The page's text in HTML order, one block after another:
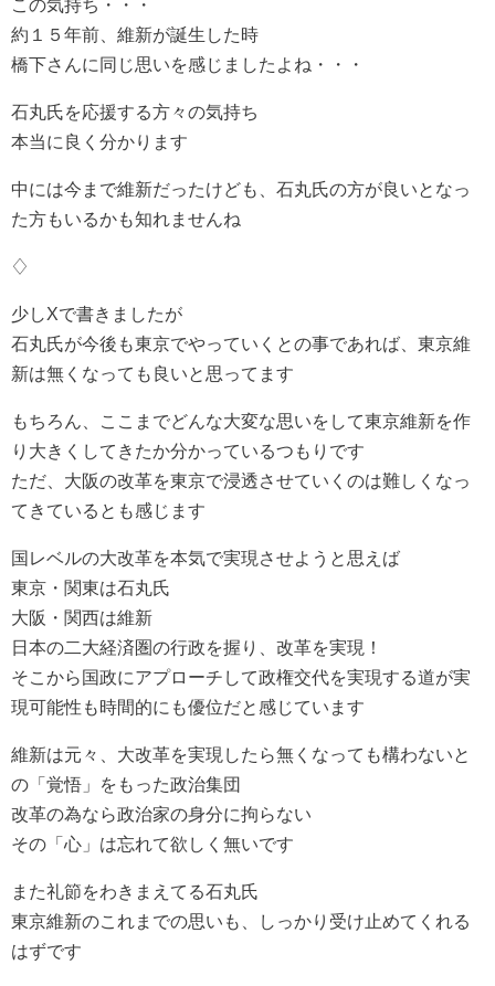
この気持ち・・・
約１５年前、維新が誕生した時
橋下さんに同じ思いを感じましたよね・・・
石丸氏を応援する方々の気持ち
本当に良く分かります
中には今まで維新だったけども、石丸氏の方が良いとなっ
た方もいるかも知れませんね
♢
少しXで書きましたが
石丸氏が今後も東京でやっていくとの事であれば、東京維
新は無くなっても良いと思ってます
もちろん、ここまでどんな大変な思いをして東京維新を作
り大きくしてきたか分かっているつもりです
ただ、大阪の改革を東京で浸透させていくのは難しくなっ
てきているとも感じます
国レベルの大改革を本気で実現させようと思えば
東京・関東は石丸氏
大阪・関西は維新
日本の二大経済圏の行政を握り、改革を実現！
そこから国政にアプローチして政権交代を実現する道が実
現可能性も時間的にも優位だと感じています
維新は元々、大改革を実現したら無くなっても構わないと
の「覚悟」をもった政治集団
改革の為なら政治家の身分に拘らない
その「心」は忘れて欲しく無いです
また礼節をわきまえてる石丸氏
東京維新のこれまでの思いも、しっかり受け止めてくれる
はずです